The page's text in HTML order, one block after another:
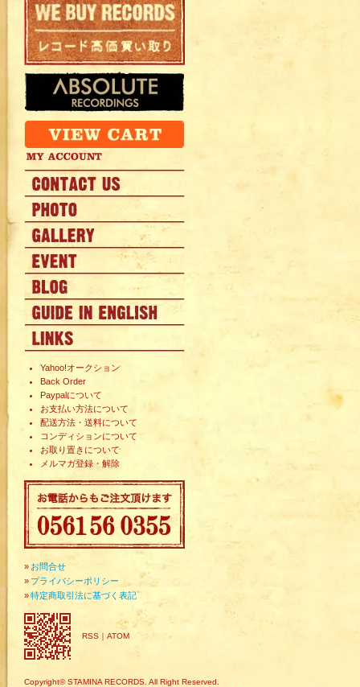
Yahoo!オークション
Back Order
Paypalについて
お支払い方法について
配送方法・送料について
コンディションについて
お取り置きについて
メルマガ登録・解除
» お問合せ
» プライバシーポリシー
»特定商取引法に基づく表記
RSS ｜ ATOM
Copyright© STAMINA RECORDS. All Right Reserved.